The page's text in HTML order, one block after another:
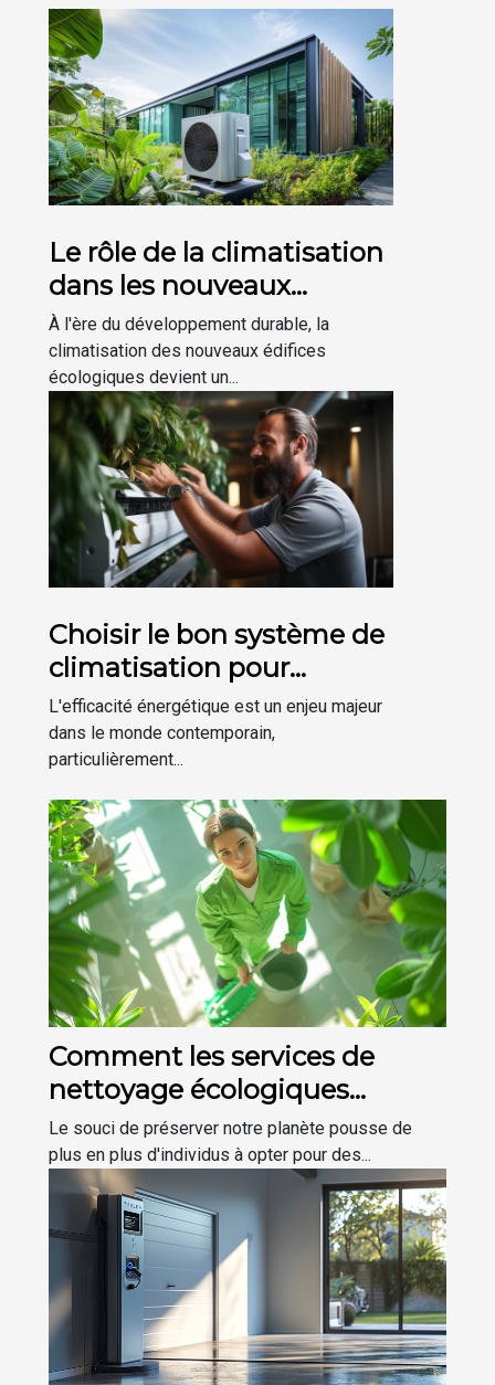
ont permis d'augmenter
significativement l'efficacité
et...
Comment les services de
nettoyage écologiques
favorisent un environnement
sain
Le souci de préserver notre planète pousse de
plus en plus d'individus à opter pour des...
Le rôle de la climatisation
dans les nouveaux
bâtiments écologiques
À l'ère du développement durable, la
climatisation des nouveaux édifices
écologiques devient un...
Choisir le bon système de
climatisation pour
améliorer l'efficacité
énergétique de votre
maison
L'efficacité énergétique est un enjeu majeur
dans le monde contemporain,
particulièrement...